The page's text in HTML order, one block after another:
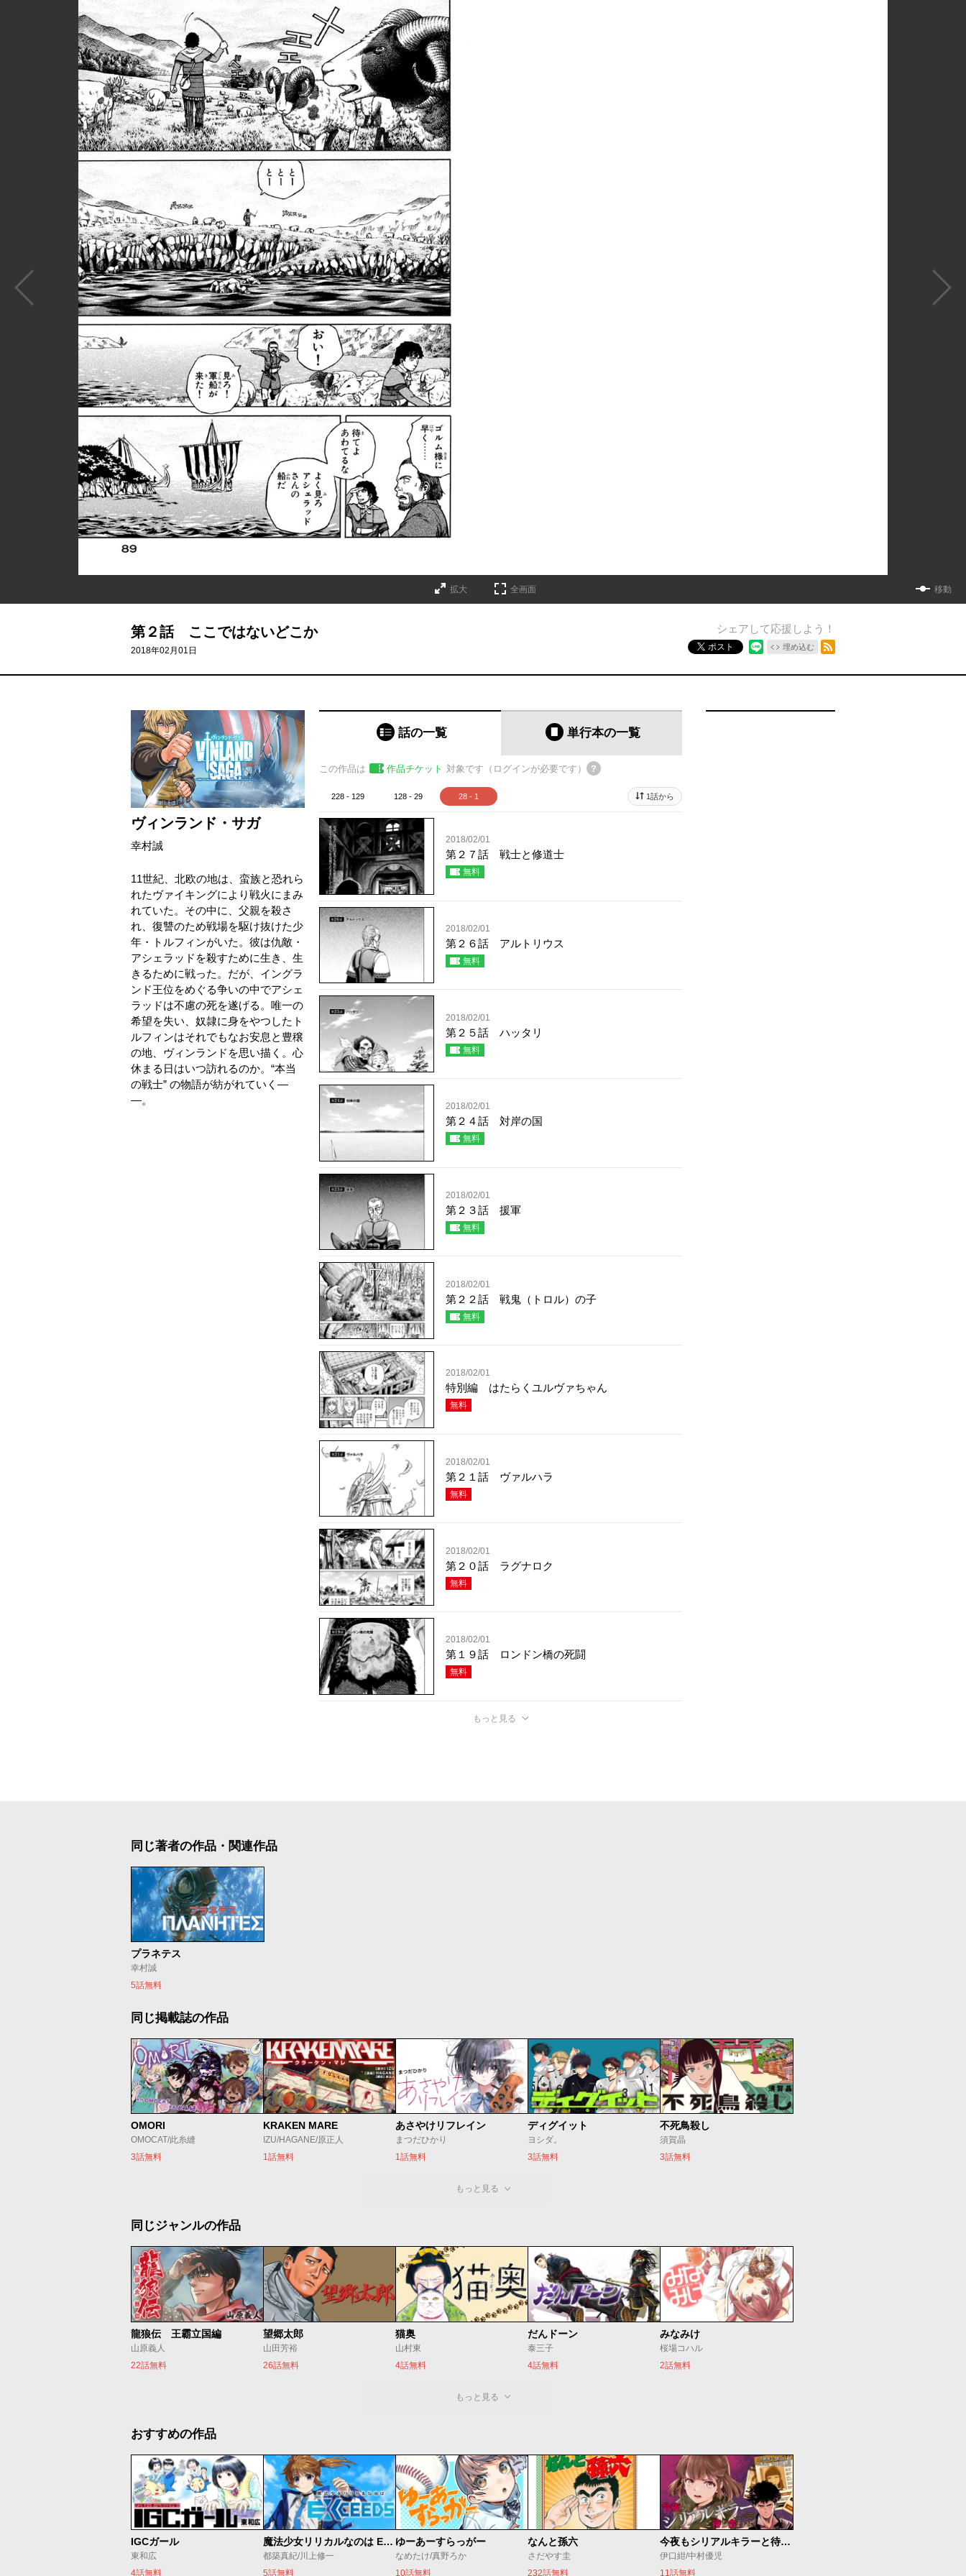
拡大 全画面 移動
第２話 ここではないどこか
2018年02月01日
シェアして応援しよう！
ポスト 埋め込む
ヴィンランド・サガ
幸村誠
11世紀、北欧の地は、蛮族と恐れら
れたヴァイキングにより戦火にまみ
れていた。その中に、父親を殺さ
れ、復讐のため戦場を駆け抜けた少
年・トルフィンがいた。彼は仇敵・
アシェラッドを殺すために生き、生
きるために戦った。だが、イングラ
ンド王位をめぐる争いの中でアシェ
ラッドは不慮の死を遂げる。唯一の
希望を失い、奴隷に身をやつしたト
ルフィンはそれでもなお安息と豊穣
の地、ヴィンランドを思い描く。心
休まる日はいつ訪れるのか。“本当
の戦士” の物語が紡がれていく―
―。
話の一覧 単行本の一覧
この作品は 作品チケット 対象です（ログインが必要です）
228 - 129 128 - 29 28 - 1 1話から
2018/02/01
第２７話 戦士と修道士
無料
2018/02/01
第２６話 アルトリウス
無料
2018/02/01
第２５話 ハッタリ
無料
2018/02/01
第２４話 対岸の国
無料
2018/02/01
第２３話 援軍
無料
2018/02/01
第２２話 戦鬼（トロル）の子
無料
2018/02/01
特別編 はたらくユルヴァちゃん
無料
2018/02/01
第２１話 ヴァルハラ
無料
2018/02/01
第２０話 ラグナロク
無料
2018/02/01
第１９話 ロンドン橋の死闘
無料
もっと見る
同じ著者の作品・関連作品
プラネテス
幸村誠
5話無料
同じ掲載誌の作品
OMORI
OMOCAT/此糸縫
3話無料
KRAKEN MARE
IZU/HAGANE/原正人
1話無料
あさやけリフレイン
まつだひかり
1話無料
ディグイット
ヨシダ。
3話無料
不死鳥殺し
須賀晶
3話無料
もっと見る
同じジャンルの作品
龍狼伝 王霸立国編
山原義人
22話無料
望郷太郎
山田芳裕
26話無料
猫奥
山村東
4話無料
だんドーン
泰三子
4話無料
みなみけ
桜場コハル
2話無料
もっと見る
おすすめの作品
IGCガール
東和広
4話無料
魔法少女リリカルなのは EXCEEDS
都築真紀/川上修一
5話無料
ゆーあーすらっがー
なめたけ/真野ろか
10話無料
なんと孫六
さだやす圭
232話無料
今夜もシリアルキラーと待ち合わせ
伊口紺/中村優児
11話無料